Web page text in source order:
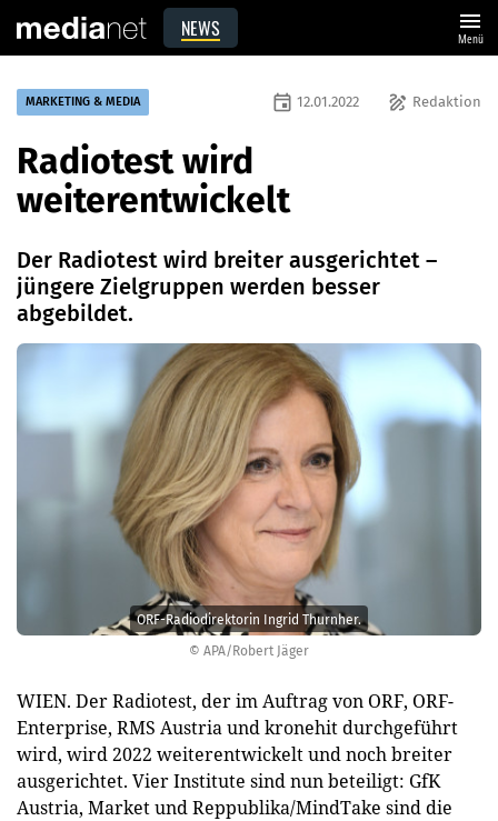
NEWS menu
Menü
© APA/Robert Jäger
ORF-Radiodirektorin Ingrid Thurnher.
MARKETING & MEDIA draw Redaktion
event 12.01.2022
Radiotest wird
weiterentwickelt
Der Radiotest wird breiter ausgerichtet –
jüngere Zielgruppen werden besser
abgebildet.
WIEN. Der Radiotest, der im Auftrag von ORF, ORF-
Enterprise, RMS Austria und kronehit durchgeführt
wird, wird 2022 weiterentwickelt und noch breiter
ausgerichtet. Vier Institute sind nun beteiligt: GfK
Austria, Market und Reppublika/MindTake sind die